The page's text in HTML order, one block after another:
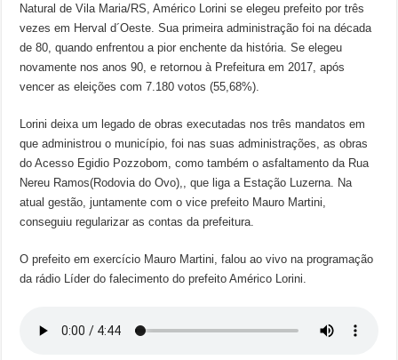
Natural de Vila Maria/RS, Américo Lorini se elegeu prefeito por três
vezes em Herval d´Oeste. Sua primeira administração foi na década
de 80, quando enfrentou a pior enchente da história. Se elegeu
novamente nos anos 90, e retornou à Prefeitura em 2017, após
vencer as eleições com 7.180 votos (55,68%).
Lorini deixa um legado de obras executadas nos três mandatos em
que administrou o município, foi nas suas administrações, as obras
do Acesso Egidio Pozzobom, como também o asfaltamento da Rua
Nereu Ramos(Rodovia do Ovo),, que liga a Estação Luzerna. Na
atual gestão, juntamente com o vice prefeito Mauro Martini,
conseguiu regularizar as contas da prefeitura.
O prefeito em exercício Mauro Martini, falou ao vivo na programação
da rádio Líder do falecimento do prefeito Américo Lorini.